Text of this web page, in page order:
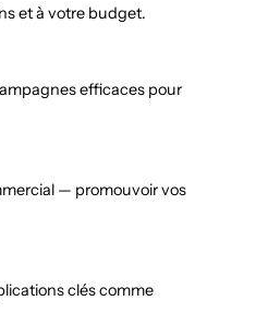
et à votre budget.
efficaces pour
— promouvoir vos
clés comme